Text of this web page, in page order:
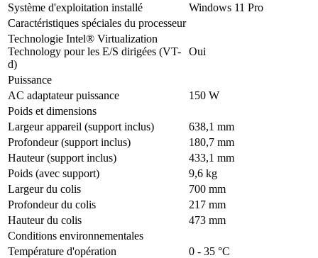
Système d'exploitation installé
Windows 11 Pro
Caractéristiques spéciales du processeur
Technologie Intel® Virtualization
Technology pour les E/S dirigées (VT-
d)
Oui
Puissance
AC adaptateur puissance
150 W
Poids et dimensions
Largeur appareil (support inclus)
638,1 mm
Profondeur (support inclus)
180,7 mm
Hauteur (support inclus)
433,1 mm
Poids (avec support)
9,6 kg
Largeur du colis
700 mm
Profondeur du colis
217 mm
Hauteur du colis
473 mm
Conditions environnementales
Température d'opération
0 - 35 °C